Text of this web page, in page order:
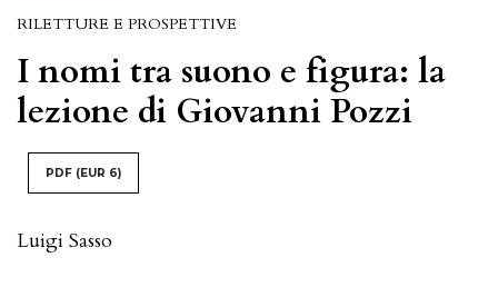
RILETTURE E PROSPETTIVE
I nomi tra suono e figura: la
lezione di Giovanni Pozzi
PDF (EUR 6)
Luigi Sasso